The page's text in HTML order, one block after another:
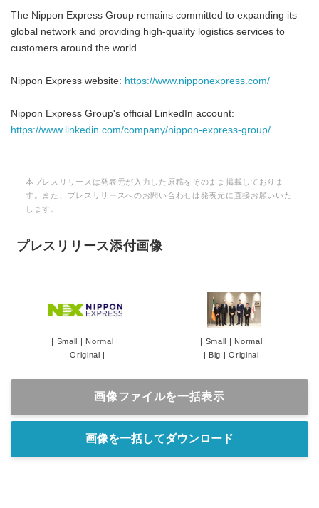
The Nippon Express Group remains committed to expanding its
global network and providing high-quality logistics services to
customers around the world.
Nippon Express website: https://www.nipponexpress.com/
Nippon Express Group's official LinkedIn account:
https://www.linkedin.com/company/nippon-express-group/
本プレスリリースは発表元が入力した原稿をそのまま掲載しておりま
す。また、プレスリリースへのお問い合わせは発表元に直接お願いいた
します。
プレスリリース添付画像
| Small | Normal |
|Original |
| Small | Normal |
| Big |Original |
画像ファイルを一括表示
画像を一括してダウンロード